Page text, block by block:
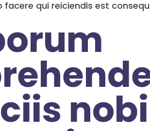
facere qui reiciendis est